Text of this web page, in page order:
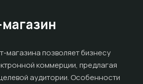
магазина позволяет бизнесу
коммерции, предлагая
аудитории. Особенности